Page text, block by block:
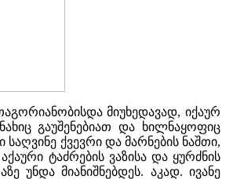
მიუხედავად, იქაურ
გაუშენებიათ და ხილნაყოფიც
საღვინე ქვევრი და მარნების ნაშთი,
ტაძრების ვაზისა და ყურძნის
უნდა მიანიშნებდეს. აკად. ივანე